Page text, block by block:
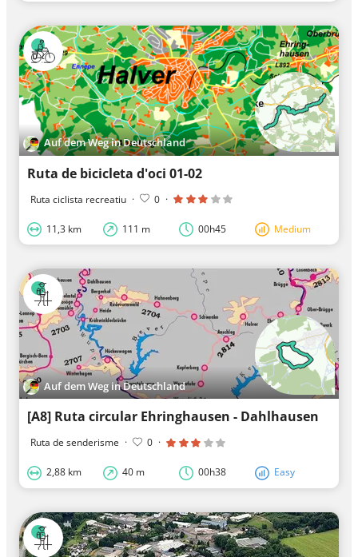
Auf dem Weg in Deutschland
Ruta de bicicleta d'oci 01-02
Ruta ciclista recreatiu · 0 ·
11,3 km 111 m 00h45 Medium
Auf dem Weg in Deutschland
[A8] Ruta circular Ehringhausen - Dahlhausen
Ruta de senderisme · 0 ·
2,88 km 40 m 00h38 Easy